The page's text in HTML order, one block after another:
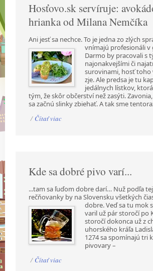
Hosťovo.sk servíruje:
hrianka od Milana Nemčíka
Ani jesť sa nechce. To je jedna zo zlých
vnímajú profesionáli
Darmo by pracovali s
najonakvejšími či
surovinami, hosť toho
zje. Ale predsa je tu
jedálnych lístkov,
tým, že skôr občerství než zasýti.
sa začnú slinky zbiehať. A tak sme
/ Čítať viac
Kde sa dobré pivo varí...
...tam sa ľuďom dobre darí… Nuž podľa
rečňovanky by na Slovensku všetkých
dobre. Veď sa tu mok
varil už pár storočí po
storočí dokonca už z
uhorského kráľa
1274 sa spomínajú tri
pivovary –
/ Čítať viac